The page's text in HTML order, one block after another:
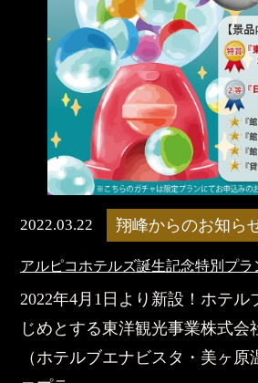
2022.03.22 翔峰からのお知ら
アルピコホテルズ誕生記念特別プラ
2022年4月1日より新設！ホテル
じめとする東洋観光事業株式会
（ホテルブエナビスタ・美ヶ